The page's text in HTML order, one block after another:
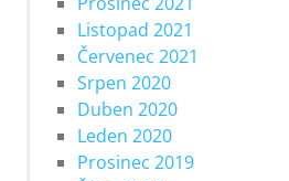
Listopad 2021
Červenec 2021
Srpen 2020
Duben 2020
Leden 2020
Prosinec 2019